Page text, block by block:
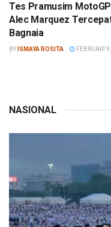
Tes Pramusim
Alec Marquez
Bagnaia
BY ISMAYA ROSITA FEBRUARI
NASIONAL